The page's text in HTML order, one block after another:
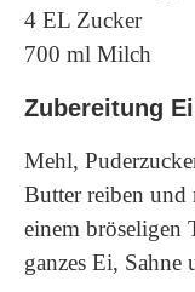
4 EL Zucker
700 ml Milch
Zubereitung
Mehl,
Butter reiben und
einem bröseligen
ganzes Ei,